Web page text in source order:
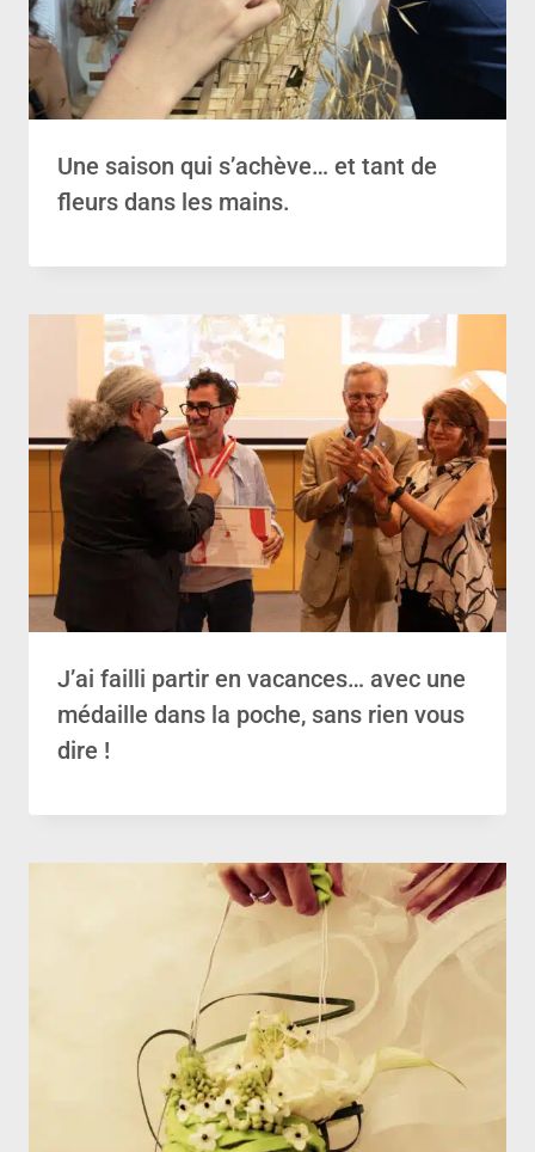
Une saison qui s’achève… et tant de
fleurs dans les mains.
J’ai failli partir en vacances… avec une
médaille dans la poche, sans rien vous
dire !